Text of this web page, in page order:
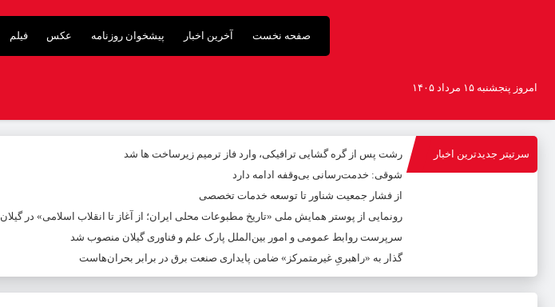
صفحه نخست آخرین اخبار پیشخوان روزنامه عکس فیلم
امروز پنجشنبه ۱۵ مرداد ۱۴۰۵
سرتیتر جدیدترین اخبار
رشت پس از گره گشایی ترافیکی، وارد فاز ترمیم زیرساخت ها شد
شوقی: خدمت‌رسانی بی‌وقفه ادامه دارد
از فشار جمعیت شناور تا توسعه خدمات تخصصی
رونمایی از پوستر همایش ملی «تاریخ مطبوعات محلی ایران؛ از آغاز تا انقلاب اسلامی» در گیلان
سرپرست روابط عمومی و امور بین‌الملل پارک علم و فناوری گیلان منصوب شد
گذار به «راهبریِ غیرمتمرکز» ضامن پایداری صنعت برق در برابر بحران‌هاست